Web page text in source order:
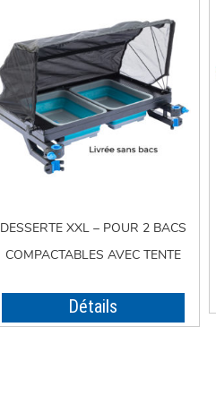
DESSERTE XXL – POUR 2 BACS
COMPACTABLES AVEC TENTE
Détails